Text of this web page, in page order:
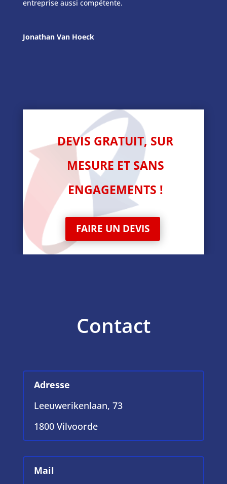
entreprise aussi compétente.
Jonathan Van Hoeck
DEVIS GRATUIT, SUR
MESURE ET SANS
ENGAGEMENTS !
FAIRE UN DEVIS
Contact
Adresse
Leeuwerikenlaan, 73
1800 Vilvoorde
Mail